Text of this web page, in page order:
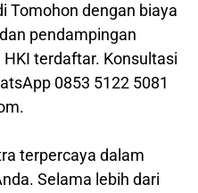
Tomohon dengan biaya
pendampingan
terdaftar. Konsultasi
0853 5122 5081
terpercaya dalam
Selama lebih dari